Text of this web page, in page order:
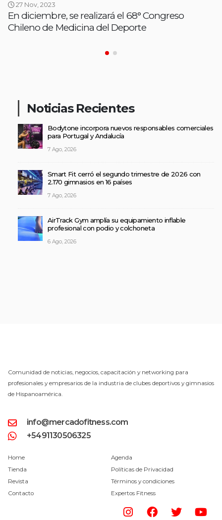
27 Nov, 2023
En diciembre, se realizará el 68° Congreso
Chileno de Medicina del Deporte
Noticias Recientes
Bodytone incorpora nuevos responsables comerciales
para Portugal y Andalucía
7 Ago, 2026
Smart Fit cerró el segundo trimestre de 2026 con
2.170 gimnasios en 16 países
7 Ago, 2026
AirTrack Gym amplía su equipamiento inflable
profesional con podio y colchoneta
6 Ago, 2026
Comunidad de noticias, negocios, capacitación y networking para
profesionales y empresarios de la industria de clubes deportivos y gimnasios
de Hispanoamérica.
info@mercadofitness.com
+5491130506325
Home
Tienda
Revista
Contacto
Agenda
Políticas de Privacidad
Términos y condiciones
Expertos Fitness